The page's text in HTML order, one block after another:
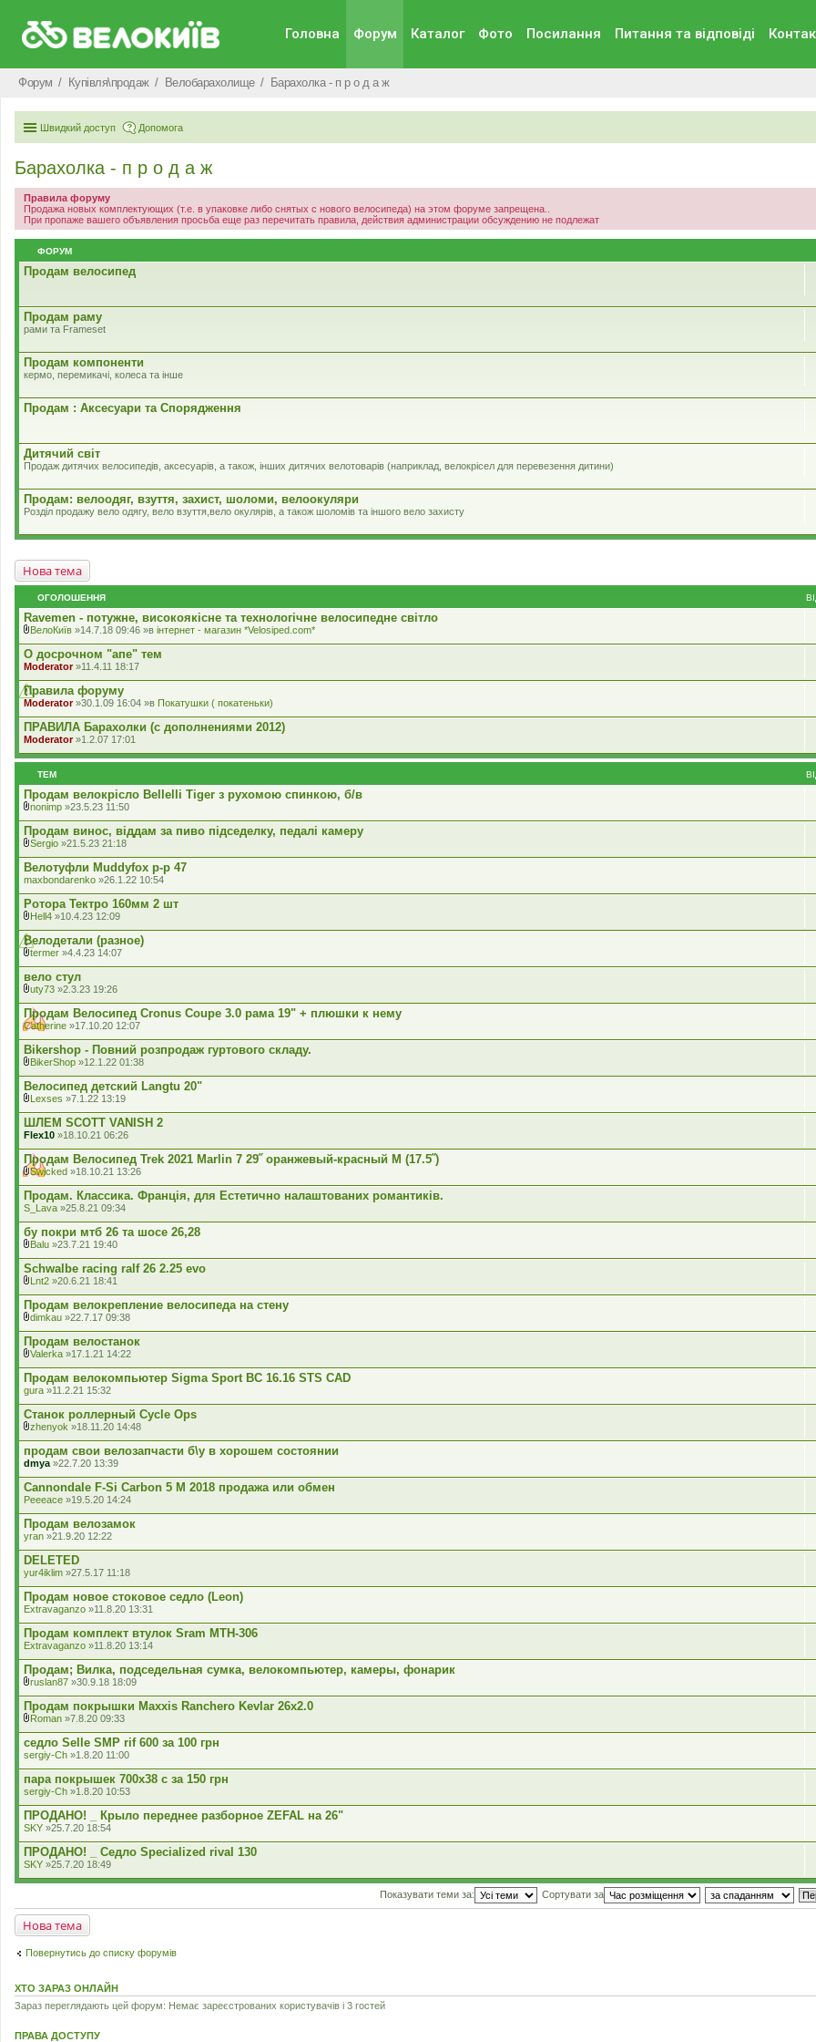
Головна Форум Каталог Фото Посилання Питання та вiдповiдi
Форум Купівля\продаж Велобарахолище Барахолка - п р о д а ж
Швидкий доступ Допомога
Барахолка - п р о д а ж
Правила форуму
Продажа новых комплектующих (т.е. в упаковке либо снятых с нового велосипеда) на этом форуме запрещена..
При пропаже вашего объявления просьба еще раз перечитать правила, действия администрации обсуждению не подлежат
ФОРУМ
Продам велосипед
Продам раму
рами та Frameset
Продам компоненти
кермо, перемикачі, колеса та інше
Продам : Аксесуари та Спорядження
Дитячий світ
Продаж дитячих велосипедів, аксесуарів, а також, інших дитячих велотоварів (наприклад, велокрісел для перевезення дитини)
Продам: велоодяг, взуття, захист, шоломи, велоокуляри
Розділ продажу вело одягу, вело взуття,вело окулярів, а також шоломів та іншого вело захисту
Нова тема
ОГОЛОШЕННЯ
Ravemen - потужне, високоякісне та технологічне велосипедне світло
к
л
а
д
е
н
н
я
ВелоКиїв »14.7.18 09:46 »в iнтернет - магазин *Velosiped.com*
О досрочном "апе" тем
Moderator»11.4.11 18:17
Правила форуму
Moderator»30.1.09 16:04 »в Покатушки ( покатеньки)
ПРАВИЛА Барахолки (с дополнениями 2012)
Moderator»1.2.07 17:01
ТЕМ
Продам велокрісло Bellelli Tiger з рухомою спинкою, б/в
к
л
а
д
е
н
н
я
nonimp »23.5.23 11:50
Продам винос, віддам за пиво підседелку, педалі камеру
к
л
а
д
е
н
н
я
Sergio »21.5.23 21:18
Велотуфли Muddyfox р-р 47
maxbondarenko »26.1.22 10:54
Ротора Тектро 160мм 2 шт
к
л
а
д
е
н
н
я
Hell4 »10.4.23 12:09
Велодетали (разное)
к
л
а
д
е
н
н
я
termer »4.4.23 14:07
вело стул
к
л
а
д
е
н
н
я
uty73 »2.3.23 19:26
Продам Велосипед Cronus Coupe 3.0 рама 19" + плюшки к нему
Catherine »17.10.20 12:07
Bikershop - Повний розпродаж гуртового складу.
к
л
а
д
е
н
н
я
BikerShop »12.1.22 01:38
Велосипед детский Langtu 20"
к
л
а
д
е
н
н
я
Lexses »7.1.22 13:19
ШЛЕМ SCOTT VANISH 2
Flex10 »18.10.21 06:26
Продам Велосипед Trek 2021 Marlin 7 29˝ оранжевый-красный M (17.5˝)
к
л
а
д
е
н
н
я
Swicked »18.10.21 13:26
Продам. Классика. Франція, для Естетично налаштованих романтиків.
S_Lava »25.8.21 09:34
бу покри мтб 26 та шосе 26,28
к
л
а
д
е
н
н
я
Balu »23.7.21 19:40
Schwalbe racing ralf 26 2.25 evo
к
л
а
д
е
н
н
я
Lnt2 »20.6.21 18:41
Продам велокрепление велосипеда на стену
к
л
а
д
е
н
н
я
dimkau »22.7.17 09:38
Продам велостанок
к
л
а
д
е
н
н
я
Valerka »17.1.21 14:22
Продам велокомпьютер Sigma Sport BC 16.16 STS CAD
gura »11.2.21 15:32
Станок роллерный Cycle Ops
к
л
а
д
е
н
н
я
zhenyok »18.11.20 14:48
продам свои велозапчасти б\у в хорошем состоянии
dmya »22.7.20 13:39
Cannondale F-Si Carbon 5 M 2018 продажа или обмен
Peeeace »19.5.20 14:24
Продам велозамок
yran »21.9.20 12:22
DELETED
yur4iklim »27.5.17 11:18
Продам новое стоковое седло (Leon)
Extravaganzo »11.8.20 13:31
Продам комплект втулок Sram MTH-306
Extravaganzo »11.8.20 13:14
Продам; Вилка, подседельная сумка, велокомпьютер, камеры, фонарик
к
л
а
д
е
н
н
я
ruslan87 »30.9.18 18:09
Продам покрышки Maxxis Ranchero Kevlar 26x2.0
к
л
а
д
е
н
н
я
Roman »7.8.20 09:33
седло Selle SMP rif 600 за 100 грн
sergiy-Ch »1.8.20 11:00
пара покрышек 700х38 с за 150 грн
sergiy-Ch »1.8.20 10:53
ПРОДАНО! _ Крыло переднее разборное ZEFAL на 26"
SKY »25.7.20 18:54
ПРОДАНО! _ Седло Specialized rival 130
SKY »25.7.20 18:49
Показувати теми за: Сортувати за
Нова тема
Повернутись до списку форумів
ХТО ЗАРАЗ ОНЛАЙН
Зараз переглядають цей форум: Немає зареєстрованих користувачів і 3 гостей
ПРАВА ДОСТУПУ